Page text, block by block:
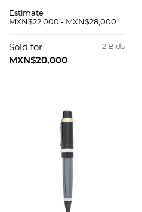
EN LACA Y PLATA
Estimate
MXN$22,000 - MXN$28,000
2 Bids
Sold for
MXN$20,000